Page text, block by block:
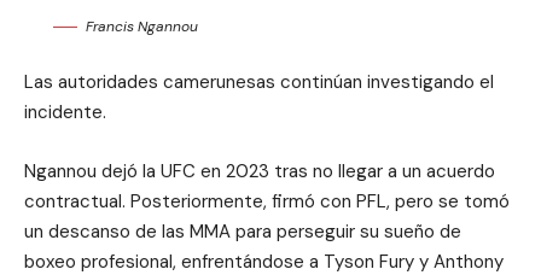
Francis Ngannou
Las autoridades camerunesas continúan investigando el
incidente.
Ngannou dejó la UFC en 2023 tras no llegar a un acuerdo
contractual. Posteriormente, firmó con PFL, pero se tomó
un descanso de las MMA para perseguir su sueño de
boxeo profesional, enfrentándose a Tyson Fury y Anthony